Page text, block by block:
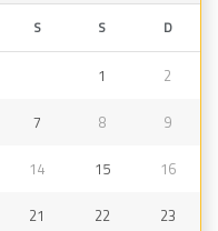
S S D
1 2
7 8 9
14 15 16
21 22 23